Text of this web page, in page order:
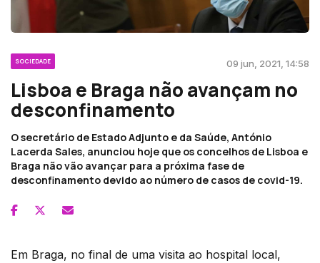
SOCIEDADE 09 jun, 2021, 14:58
Lisboa e Braga não avançam no
desconfinamento
O secretário de Estado Adjunto e da Saúde, António
Lacerda Sales, anunciou hoje que os concelhos de Lisboa e
Braga não vão avançar para a próxima fase de
desconfinamento devido ao número de casos de covid-19.
Em Braga, no final de uma visita ao hospital local,